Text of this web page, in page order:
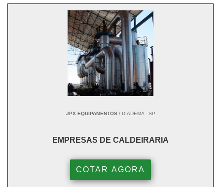
JPX EQUIPAMENTOS/ DIADEMA - SP
EMPRESAS DE CALDEIRARIA
COTAR AGORA